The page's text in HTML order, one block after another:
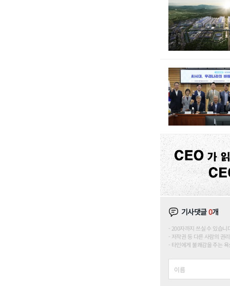
기사댓글0개
200자까지 쓰실 수 있습
저작권 등 다른 사람의 권
타인에게 불쾌감을 주는